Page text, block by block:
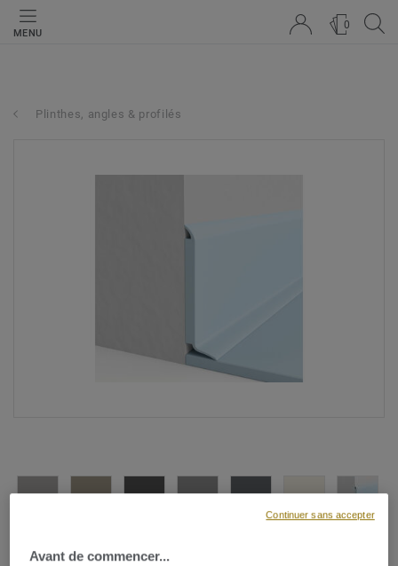
MENU
0
Plinthes, angles & profilés
Avant de commencer...
Continuer sans accepter